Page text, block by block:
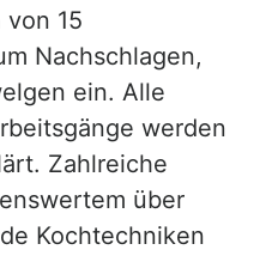
15
Nachschlagen,
ein. Alle
werden
Zahlreiche
über
Kochtechniken